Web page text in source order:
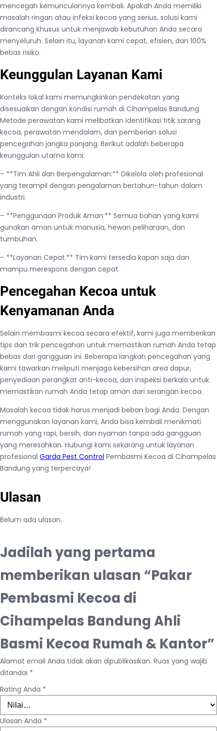
mencegah kemunculannya kembali. Apakah Anda memiliki
masalah ringan atau infeksi kecoa yang serius, solusi kami
dirancang khusus untuk menjawab kebutuhan Anda secara
menyeluruh. Selain itu, layanan kami cepat, efisien, dan 100%
bebas risiko.
Keunggulan Layanan Kami
Konteks lokal kami memungkinkan pendekatan yang
disesuaikan dengan kondisi rumah di Cihampelas Bandung.
Metode perawatan kami melibatkan identifikasi titik sarang
kecoa, perawatan mendalam, dan pemberian solusi
pencegahan jangka panjang. Berikut adalah beberapa
keunggulan utama kami:
– **Tim Ahli dan Berpengalaman:** Dikelola oleh profesional
yang terampil dengan pengalaman bertahun-tahun dalam
industri.
– **Penggunaan Produk Aman:** Semua bahan yang kami
gunakan aman untuk manusia, hewan peliharaan, dan
tumbuhan.
– **Layanan Cepat:** Tim kami tersedia kapan saja dan
mampu merespons dengan cepat.
Pencegahan Kecoa untuk
Kenyamanan Anda
Selain membasmi kecoa secara efektif, kami juga memberikan
tips dan trik pencegahan untuk memastikan rumah Anda tetap
bebas dari gangguan ini. Beberapa langkah pencegahan yang
kami tawarkan meliputi menjaga kebersihan area dapur,
penyediaan perangkat anti-kecoa, dan inspeksi berkala untuk
memastikan rumah Anda tetap aman dari serangan kecoa.
Masalah kecoa tidak harus menjadi beban bagi Anda. Dengan
menggunakan layanan kami, Anda bisa kembali menikmati
rumah yang rapi, bersih, dan nyaman tanpa ada gangguan
yang meresahkan. Hubungi kami sekarang untuk layanan
profesional Garda Pest Control Pembasmi Kecoa di Cihampelas
Bandung yang terpercaya!
Ulasan
Belum ada ulasan.
Jadilah yang pertama
memberikan ulasan “Pakar
Pembasmi Kecoa di
Cihampelas Bandung Ahli
Basmi Kecoa Rumah & Kantor”
Alamat email Anda tidak akan dipublikasikan. Ruas yang wajib
ditandai *
Rating Anda *
Ulasan Anda *